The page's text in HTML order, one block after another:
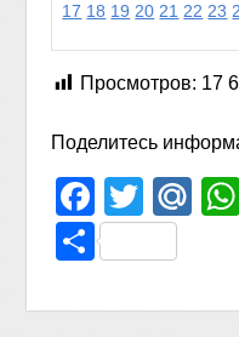
17 18 19 20 21 22 23
Просмотров: 17
Поделитесь